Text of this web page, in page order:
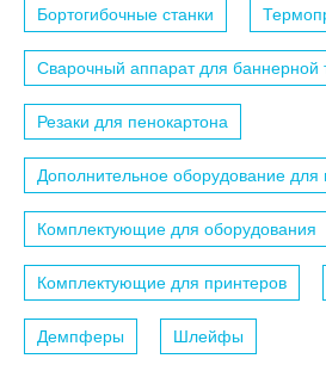
Бортогибочные станки
Сварочный аппарат для баннерной
Резаки для пенокартона
Дополнительное оборудование для
Комплектующие для оборудования
Комплектующие для принтеров
Демпферы Шлейфы